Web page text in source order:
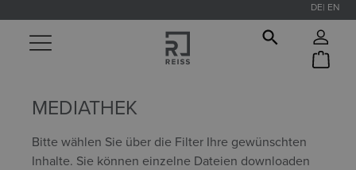
springen
DE EN
MEDIATHEK
Bitte wählen Sie über die Filter Ihre gewünschten
Inhalte. Sie können einzelne Dateien downloaden